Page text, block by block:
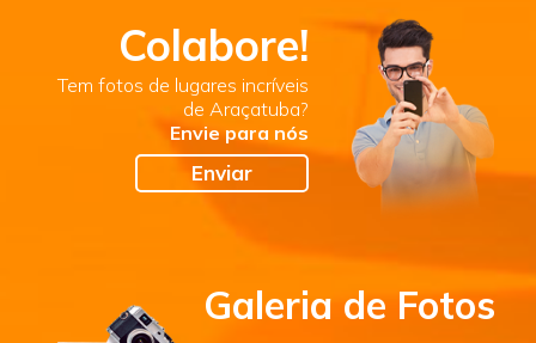
Colabore!
Tem fotos de lugares incríveis
de Araçatuba?
Envie para nós
Enviar
Galeria de Fotos